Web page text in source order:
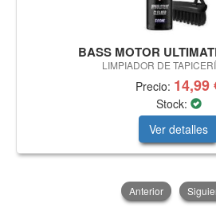
BASS MOTOR
LIMPIADOR DE
Precio: 14,99
Stock:
Ver detalles
Anterior